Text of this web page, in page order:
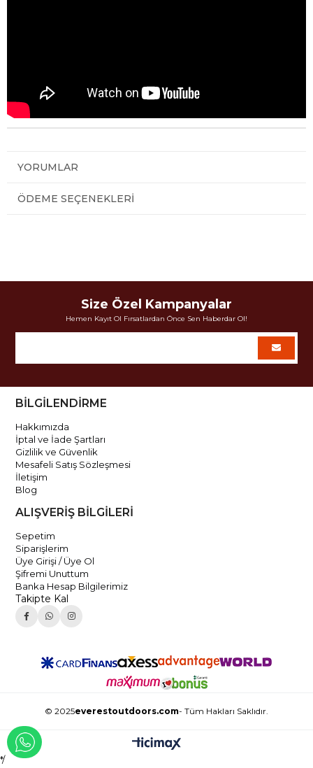
YORUMLAR
ÖDEME SEÇENEKLERI
Size Özel Kampanyalar
Hemen Kayıt Ol Fırsatlardan Önce Sen Haberdar Ol!
BİLGİLENDİRME
Hakkımızda
İptal ve İade Şartları
Gizlilik ve Güvenlik
Mesafeli Satış Sözleşmesi
İletişim
Blog
ALIŞVERİŞ BİLGİLERİ
Sepetim
Siparişlerim
Üye Girişi / Üye Ol
Şifremi Unuttum
Banka Hesap Bilgilerimiz
Takipte Kal
© 2025everestoutdoors.com- Tüm Hakları Saklıdır.
*/
WHATSAPP İLE İLETİŞİME GEÇ